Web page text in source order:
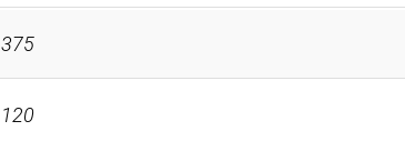
375
120